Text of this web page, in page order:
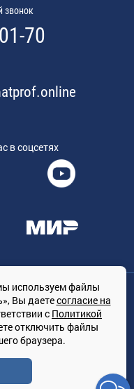
звонок
70
в соцсетях
«ТРЕЙДКОН», ОГРН:
проспект Медиков, 7
кондиционеров и
РФ
«ТРЕЙДКОН»
используем файлы
Вы даетесогласие на
с Политикой
отключить файлы
браузера.